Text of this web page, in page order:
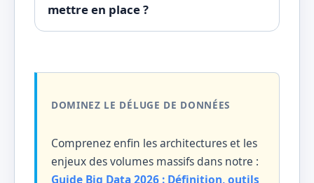
mettre en place ?
DOMINEZ LE DÉLUGE DE DONNÉES
Comprenez enfin les architectures et les
enjeux des volumes massifs dans notre :
Guide Big Data 2026 : Définition, outils